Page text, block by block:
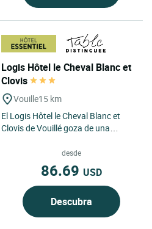
Logis Hôtel le Cheval Blanc et
Clovis
Vouille15 km
El Logis Hôtel le Cheval Blanc et
Clovis de Vouillé goza de una
una región rica en...
desde
86.69 USD
Descubra